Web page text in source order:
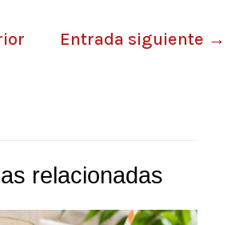
Entrada siguiente →
relacionadas